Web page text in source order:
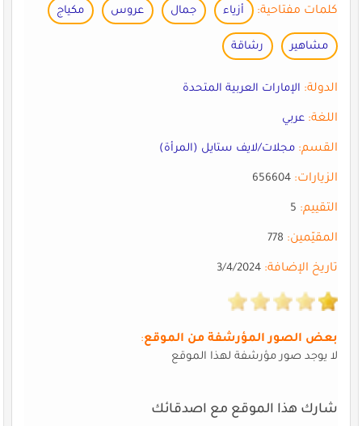
كلمات مفتاحية: أزياء جمال عروس مكياج
مشاهير رشاقة
الدولة: الإمارات العربية المتحدة
اللغة: عربي
القسم: مجلات/لايف ستايل (المرأة)
الزيارات:656604
التقييم:5
المقيّمين:778
تاريخ الإضافة:3/4/2024
بعض الصور المؤرشفة من الموقع:
لا يوجد صور مؤرشفة لهذا الموقع
شارك هذا الموقع مع اصدقائك